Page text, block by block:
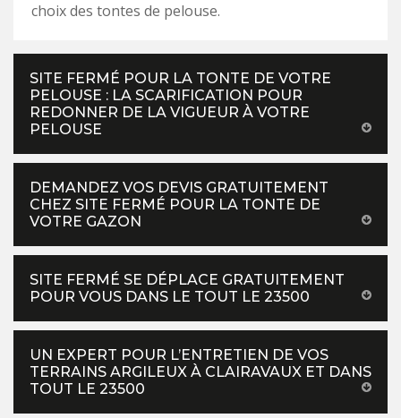
choix des tontes de pelouse.
SITE FERMÉ POUR LA TONTE DE VOTRE
PELOUSE : LA SCARIFICATION POUR
REDONNER DE LA VIGUEUR À VOTRE
PELOUSE
DEMANDEZ VOS DEVIS GRATUITEMENT
CHEZ SITE FERMÉ POUR LA TONTE DE
VOTRE GAZON
SITE FERMÉ SE DÉPLACE GRATUITEMENT
POUR VOUS DANS LE TOUT LE 23500
UN EXPERT POUR L’ENTRETIEN DE VOS
TERRAINS ARGILEUX À CLAIRAVAUX ET DANS
TOUT LE 23500